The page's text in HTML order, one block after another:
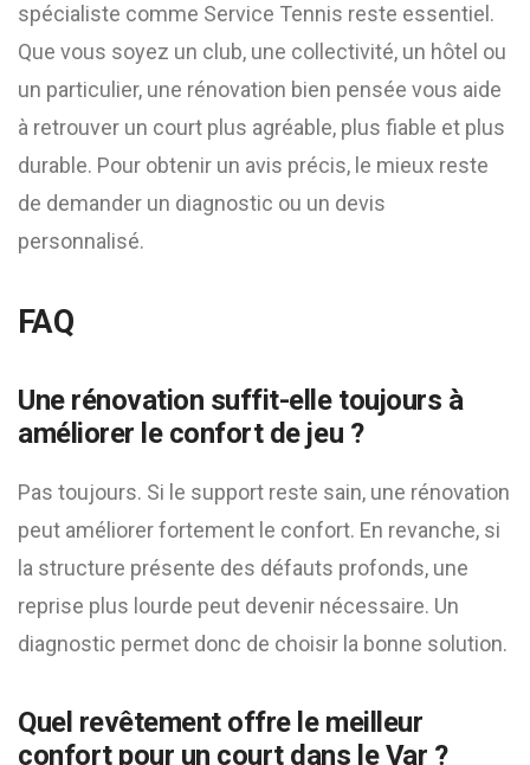
spécialiste comme Service Tennis reste essentiel.
Que vous soyez un club, une collectivité, un hôtel ou
un particulier, une rénovation bien pensée vous aide
à retrouver un court plus agréable, plus fiable et plus
durable. Pour obtenir un avis précis, le mieux reste
de demander un diagnostic ou un devis
personnalisé.
FAQ
Une rénovation suffit-elle toujours à
améliorer le confort de jeu ?
Pas toujours. Si le support reste sain, une rénovation
peut améliorer fortement le confort. En revanche, si
la structure présente des défauts profonds, une
reprise plus lourde peut devenir nécessaire. Un
diagnostic permet donc de choisir la bonne solution.
Quel revêtement offre le meilleur
confort pour un court dans le Var ?